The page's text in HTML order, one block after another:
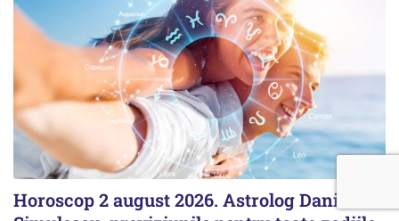
Horoscop 2 august 2026. Astrolog Daniela